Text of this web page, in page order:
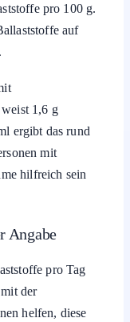
pro 100 g.
auf
1,6 g
ergibt das rund
mit
hilfreich sein
Angabe
pro Tag
der
helfen, diese